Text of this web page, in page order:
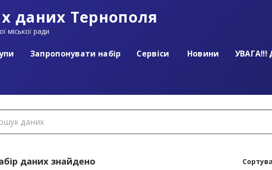
даних Тернополя
міської ради
Запропонувати набір Сервіси Новини
УВАГА!!!
даних знайдено